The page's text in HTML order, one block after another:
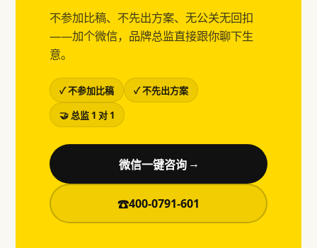
不参加比稿、不先出方案、无公关无回扣
——加个微信，品牌总监直接跟你聊下生
意。
✓ 不参加比稿
✓ 不先出方案
🤝 总监 1 对 1
微信一键咨询 →
☎400-0791-601